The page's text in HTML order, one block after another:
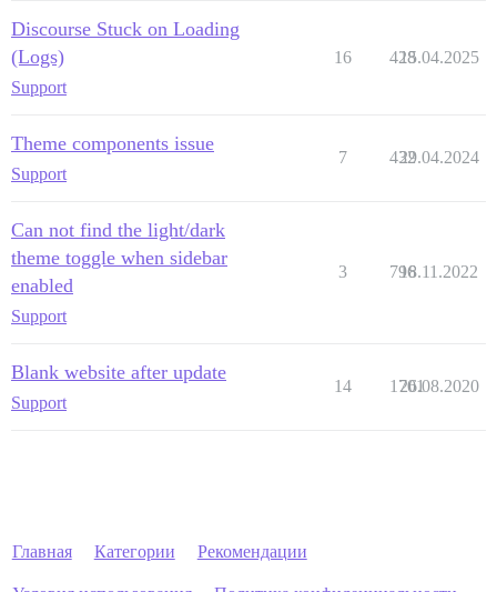
Discourse Stuck on Loading
(Logs)
Support
16 428
15.04.2025
Theme components issue
Support
7 432
29.04.2024
Can not find the light/dark
theme toggle when sidebar
enabled
Support
3 796
18.11.2022
Blank website after update
Support
14 1701
26.08.2020
Главная Категории Рекомендации